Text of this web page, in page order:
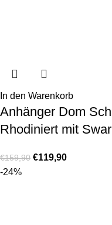
In den Warenkorb
Anhänger Dom
Rhodiniert mit
€159,90 €119,90
-24%